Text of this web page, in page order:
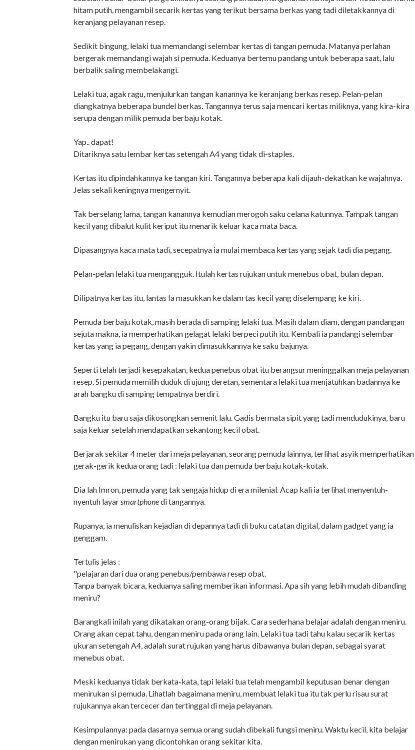
hitam putih, mengambil secarik kertas yang terikut bersama berkas yang tadi diletakkannya di
keranjang pelayanan resep.
Sedikit bingung, lelaki tua memandangi selembar kertas di tangan pemuda. Matanya perlahan
bergerak memandangi wajah si pemuda. Keduanya bertemu pandang untuk beberapa saat, lalu
berbalik saling membelakangi.
Lelaki tua, agak ragu, menjulurkan tangan kanannya ke keranjang berkas resep. Pelan-pelan
diangkatnya beberapa bundel berkas. Tangannya terus saja mencari kertas miliknya, yang kira-kira
serupa dengan milik pemuda berbaju kotak.
Yap.. dapat!
Ditariknya satu lembar kertas setengah A4 yang tidak di-staples.
Kertas itu dipindahkannya ke tangan kiri. Tangannya beberapa kali dijauh-dekatkan ke wajahnya.
Jelas sekali keningnya mengernyit.
Tak berselang lama, tangan kanannya kemudian merogoh saku celana katunnya. Tampak tangan
kecil yang dibalut kulit keriput itu menarik keluar kaca mata baca.
Dipasangnya kaca mata tadi, secepatnya ia mulai membaca kertas yang sejak tadi dia pegang.
Pelan-pelan lelaki tua mengangguk. Itulah kertas rujukan untuk menebus obat, bulan depan.
Dilipatnya kertas itu, lantas Ia masukkan ke dalam tas kecil yang diselempang ke kiri.
Pemuda berbaju kotak, masih berada di samping lelaki tua. Masih dalam diam, dengan pandangan
sejuta makna, ia memperhatikan gelagat lelaki berpeci putih itu. Kembali ia pandangi selembar
kertas yang ia pegang, dengan yakin dimasukkannya ke saku bajunya.
Seperti telah terjadi kesepakatan, kedua penebus obat itu berangsur meninggalkan meja pelayanan
resep. Si pemuda memilih duduk di ujung deretan, sementara lelaki tua menjatuhkan badannya ke
arah bangku di samping tempatnya berdiri.
Bangku itu baru saja dikosongkan semenit lalu. Gadis bermata sipit yang tadi mendudukinya, baru
saja keluar setelah mendapatkan sekantong kecil obat.
Berjarak sekitar 4 meter dari meja pelayanan, seorang pemuda lainnya, terlihat asyik memperhatikan
gerak-gerik kedua orang tadi : lelaki tua dan pemuda berbaju kotak-kotak.
Dia lah Imron, pemuda yang tak sengaja hidup di era milenial. Acap kali ia terlihat menyentuh-
nyentuh layarsmartphonedi tangannya.
Rupanya, ia menuliskan kejadian di depannya tadi di buku catatan digital, dalam gadget yang ia
genggam.
Tertulis jelas :
"pelajaran dari dua orang penebus/pembawa resep obat.
Tanpa banyak bicara, keduanya saling memberikan informasi. Apa sih yang lebih mudah dibanding
meniru?
Barangkali inilah yang dikatakan orang-orang bijak. Cara sederhana belajar adalah dengan meniru.
Orang akan cepat tahu, dengan meniru pada orang lain. Lelaki tua tadi tahu kalau secarik kertas
ukuran setengah A4, adalah surat rujukan yang harus dibawanya bulan depan, sebagai syarat
menebus obat.
Meski keduanya tidak berkata-kata, tapi lelaki tua telah mengambil keputusan benar dengan
menirukan si pemuda. Lihatlah bagaimana meniru, membuat lelaki tua itu tak perlu risau surat
rujukannya akan tercecer dan tertinggal di meja pelayanan.
Kesimpulannya: pada dasarnya semua orang sudah dibekali fungsi meniru. Waktu kecil, kita belajar
dengan menirukan yang dicontohkan orang sekitar kita.